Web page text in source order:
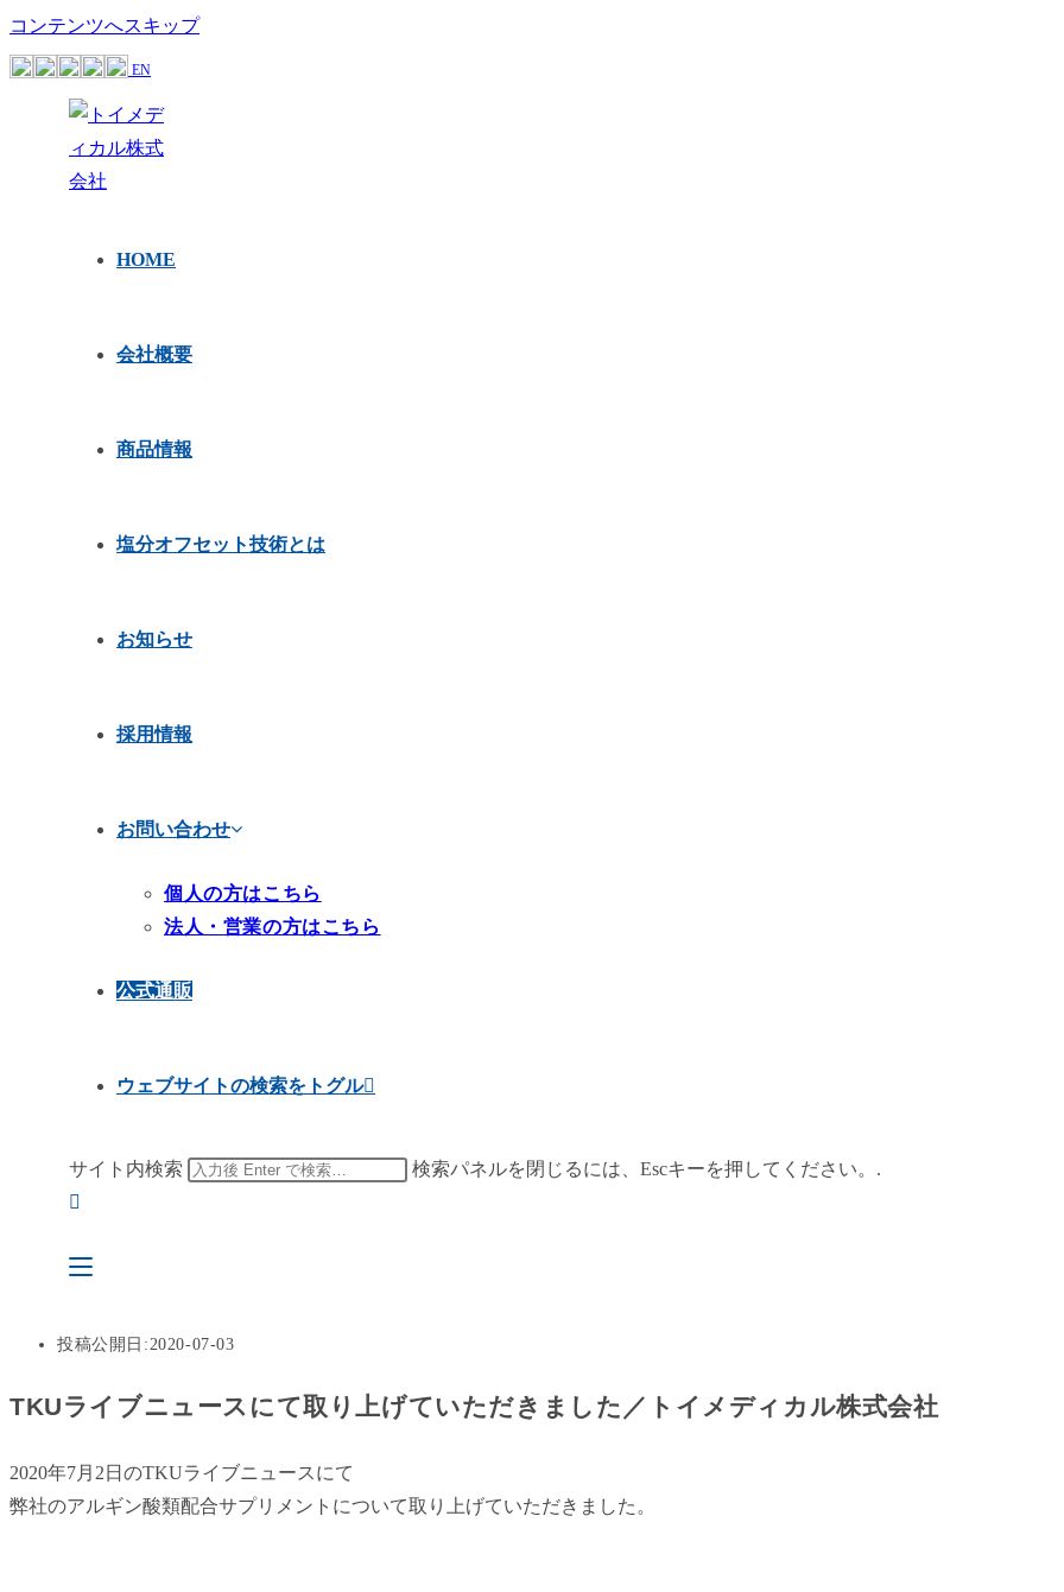
コンテンツへスキップ
EN
HOME
会社概要
商品情報
塩分オフセット技術とは
お知らせ
採用情報
お問い合わせ
個人の方はこちら
法人・営業の方はこちら
公式通販
ウェブサイトの検索をトグル
サイト内検索 検索パネルを閉じるには、Escキーを押してください。.
投稿公開日:2020-07-03
TKUライブニュースにて取り上げていただきました／トイメディカル株式会社
2020年7月2日のTKUライブニュースにて
弊社のアルギン酸類配合サプリメントについて取り上げていただきました。